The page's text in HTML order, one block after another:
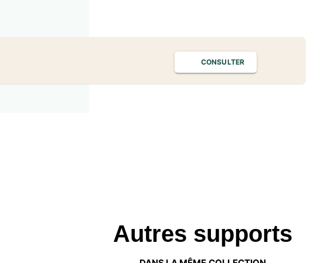
CONSULTER
Autres supports